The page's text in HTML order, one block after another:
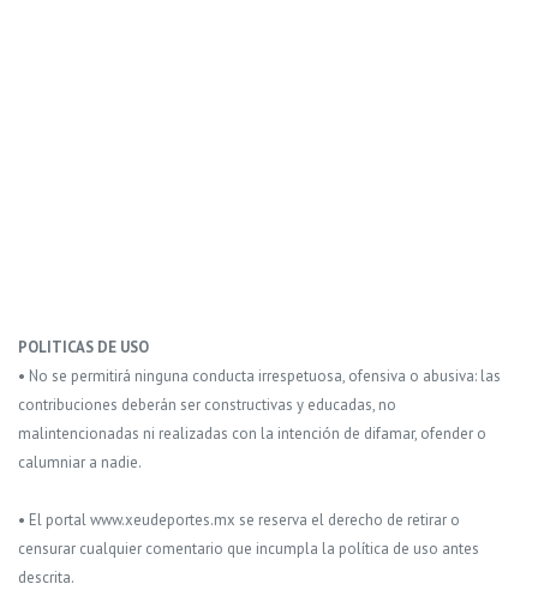
POLITICAS DE USO
• No se permitirá ninguna conducta irrespetuosa, ofensiva o abusiva: las
contribuciones deberán ser constructivas y educadas, no
malintencionadas ni realizadas con la intención de difamar, ofender o
calumniar a nadie.
• El portal www.xeudeportes.mx se reserva el derecho de retirar o
censurar cualquier comentario que incumpla la política de uso antes
descrita.